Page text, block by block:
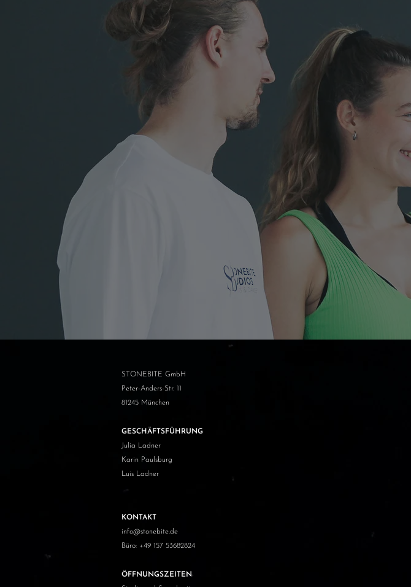
STONEBITE GmbH
Peter-Anders-Str. 11
81245 München
GESCHÄFTSFÜHRUNG
Julia Ladner
Karin Paulsburg
Luis Ladner
KONTAKT
info@stonebite.de
Büro: +49 157 53682824
ÖFFNUNGSZEITEN